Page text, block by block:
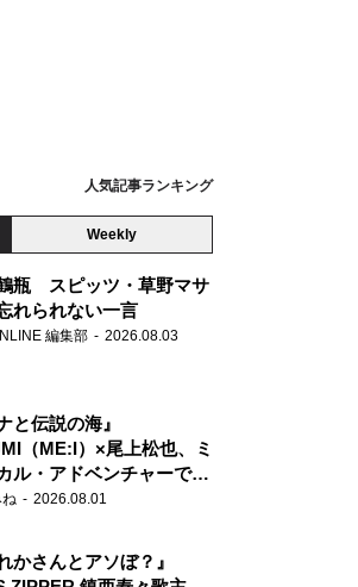
インドサッカー協会／鰐部春雄）
人気記事ランキング
Weekly
瓶 スピッツ・草野マサ
れられない一言
編集部 2026.08.03
と伝説の海』
（ME:I）×尾上松也、ミ
ル・アドベンチャーで美
せる
ね 2026.08.01
かさんとアソぼ？』